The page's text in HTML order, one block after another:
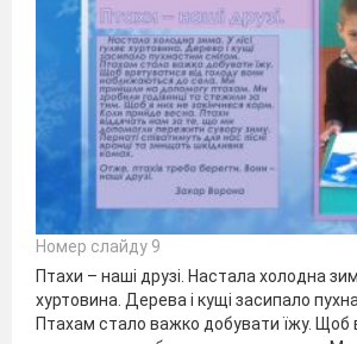
Номер слайду 9
Птахи – наші друзі. Настала холодна
хуртовина. Дерева і кущі засипало
Птахам стало важко добувати їжу. Щоб